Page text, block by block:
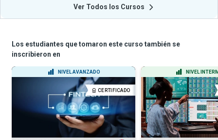
Ver Todos los Cursos
Los estudiantes que tomaron este curso también se
inscribieron en
NIVEL AVANZADO
CERTIFICADO
NIVEL